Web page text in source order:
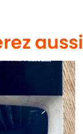
aussi